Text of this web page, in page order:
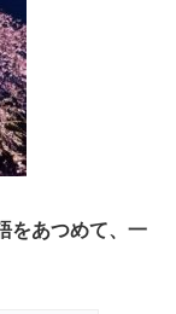
をあつめて、一